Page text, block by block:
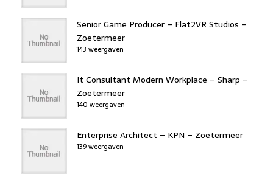
Senior Game Producer – Flat2VR Studios –
Zoetermeer
143 weergaven
It Consultant Modern Workplace – Sharp –
Zoetermeer
140 weergaven
Enterprise Architect – KPN – Zoetermeer
139 weergaven